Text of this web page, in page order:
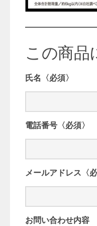
この商品
氏名〈必須〉
電話番号〈必須〉
メールアドレス〈
お問い合わせ内容